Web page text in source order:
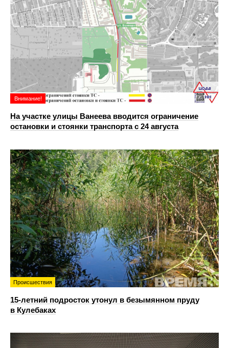
Внимание!
На участке улицы Ванеева вводится ограничение
остановки и стоянки транспорта с 24 августа
Происшествия
15-летний подросток утонул в безымянном пруду
в Кулебаках